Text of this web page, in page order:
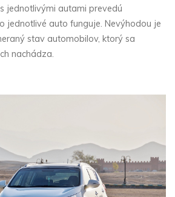
jednotlivými autami prevedú
jednotlivé auto funguje. Nevýhodou je
stav automobilov, ktorý sa
nachádza.